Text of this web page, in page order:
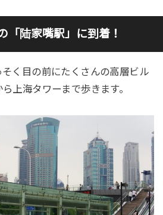
「 陆家嘴駅」に到着！
く目の前にたくさんの高層ビル
上海タワーまで歩きます。